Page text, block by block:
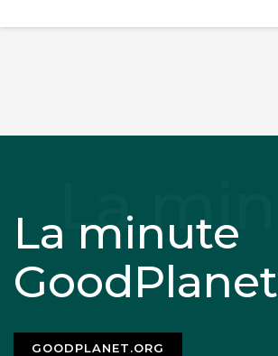
La minute
GoodPlanet
GOODPLANET.ORG